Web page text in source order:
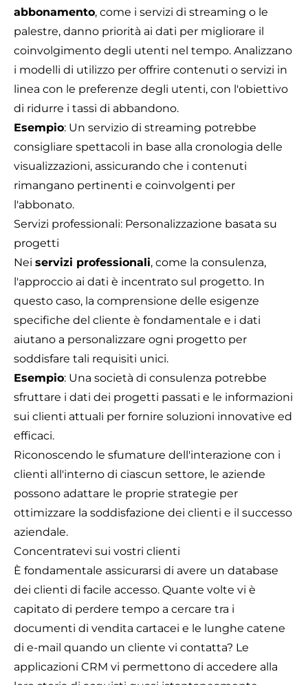
abbonamento, come i servizi di streaming o le
palestre, danno priorità ai dati per migliorare il
coinvolgimento degli utenti nel tempo. Analizzano
i modelli di utilizzo per offrire contenuti o servizi in
linea con le preferenze degli utenti, con l'obiettivo
di ridurre i tassi di abbandono.
Esempio: Un servizio di streaming potrebbe
consigliare spettacoli in base alla cronologia delle
visualizzazioni, assicurando che i contenuti
rimangano pertinenti e coinvolgenti per
l'abbonato.
Servizi professionali: Personalizzazione basata su
progetti
Nei servizi professionali, come la consulenza,
l'approccio ai dati è incentrato sul progetto. In
questo caso, la comprensione delle esigenze
specifiche del cliente è fondamentale e i dati
aiutano a personalizzare ogni progetto per
soddisfare tali requisiti unici.
Esempio: Una società di consulenza potrebbe
sfruttare i dati dei progetti passati e le informazioni
sui clienti attuali per fornire soluzioni innovative ed
efficaci.
Riconoscendo le sfumature dell'interazione con i
clienti all'interno di ciascun settore, le aziende
possono adattare le proprie strategie per
ottimizzare la soddisfazione dei clienti e il successo
aziendale.
Concentratevi sui vostri clienti
È fondamentale assicurarsi di avere un database
dei clienti di facile accesso. Quante volte vi è
capitato di perdere tempo a cercare tra i
documenti di vendita cartacei e le lunghe catene
di e-mail quando un cliente vi contatta? Le
applicazioni CRM vi permettono di accedere alla